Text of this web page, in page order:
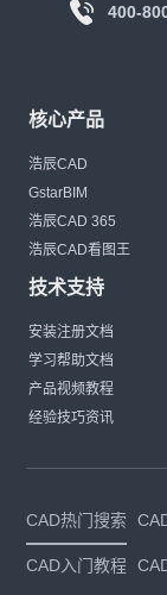
400-
核心产品
浩辰CAD
GstarBIM
浩辰CAD 365
浩辰CAD看图王
技术支持
安装注册文档
学习帮助文档
产品视频教程
经验技巧资讯
CAD热门搜索
CAD入门教程